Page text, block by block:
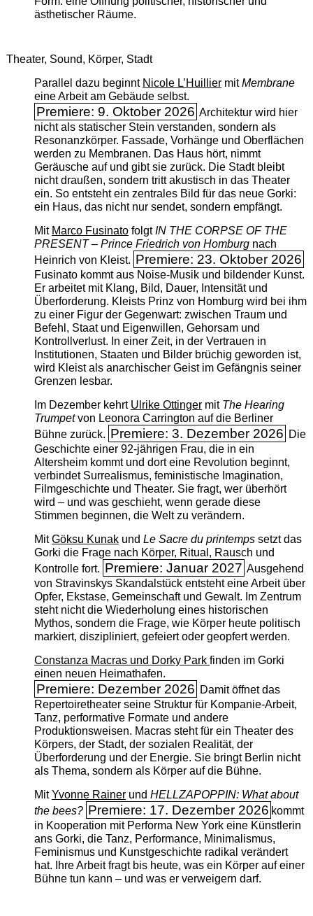
ästhetischer Räume.
Theater, Sound, Körper, Stadt
Parallel dazu beginnt Nicole L’Huilliermit ­Membrane
eine Arbeit am Gebäude selbst.
Premiere: 9. Oktober 2026 Architektur wird hier
nicht als statischer Stein verstanden, sondern als
Resonanzkörper. Fassade, Vorhänge und Oberflächen
werden zu Membranen. Das Haus hört, nimmt
Geräusche auf und gibt sie zurück. Die Stadt bleibt
nicht draußen, sondern tritt akustisch in das Theater
ein. So entsteht ein zentrales Bild für das neue Gorki:
ein Haus, das nicht nur sendet, sondern empfängt.
Mit Marco FusinatofolgtIN THE CORPSE OF THE
PRESENT – Prince Friedrich von Homburgnach
Heinrich von Kleist. Premiere: 23. Oktober 2026
Fusinato kommt aus Noise-Musik und bildender Kunst.
Er arbeitet mit Klang, Bild, Dauer, Intensität und
Überforderung. Kleists Prinz von Homburg wird bei ihm
zu einer Figur der Gegenwart: zwischen Traum und
Befehl, Staat und Eigenwillen, Gehorsam und
Kontrollverlust. In einer Zeit, in der Vertrauen in
Institutionen, Staaten und Bilder brüchig geworden ist,
wird Kleist als anarchischer Geist im Gefängnis seiner
Grenzen lesbar.
Im Dezember kehrt Ulrike Ottingermit The ­Hearing
Trumpetvon Leonora Carrington auf die Berliner
Bühne zurück. Premiere: 3. Dezember 2026 Die
Geschichte einer 92-jährigen Frau, die in ein
Altersheim kommt und dort eine Revolution beginnt,
verbindet Surrealismus, feministische Imagination,
Filmgeschichte und Theater. Sie fragt, wer überhört
wird – und was geschieht, wenn gerade diese
Stimmen beginnen, die Welt zu verändern.
MitGöksu Kunakund Le Sacre du printempssetzt das
Gorki die Frage nach Körper, Ritual, Rausch und
Kontrolle fort. Premiere: Januar 2027 Ausgehend
von Stravinskys Skandalstück entsteht eine Arbeit über
Opfer, Ekstase, Gemeinschaft und Gewalt. Im Zentrum
steht nicht die Wiederholung eines historischen
Mythos, sondern die Frage, wie Körper heute politisch
markiert, diszipliniert, gefeiert oder geopfert werden.
Constanza Macras und Dorky Park finden im Gorki
einen neuen Heimathafen.
Premiere: Dezember 2026 Damit öffnet das
Repertoiretheater seine Struktur für Kompanie-Arbeit,
Tanz, performative Formate und andere
Produktionsweisen. Macras steht für ein Theater des
Körpers, der Stadt, der sozialen Realität, der
Überforderung und der Energie. Sie bringt Berlin nicht
als Thema, sondern als Körper auf die Bühne.
MitYvonne Rainerund HELLZAPOPPIN: What about
the bees? Premiere: 17. Dezember 2026 kommt
in Kooperation mit Performa New York eine Künstlerin
ans Gorki, die Tanz, Performance, Minimalismus,
Feminismus und Kunstgeschichte radikal verändert
hat. Ihre Arbeit fragt bis heute, was ein Körper auf einer
Bühne tun kann – und was er verweigern darf.